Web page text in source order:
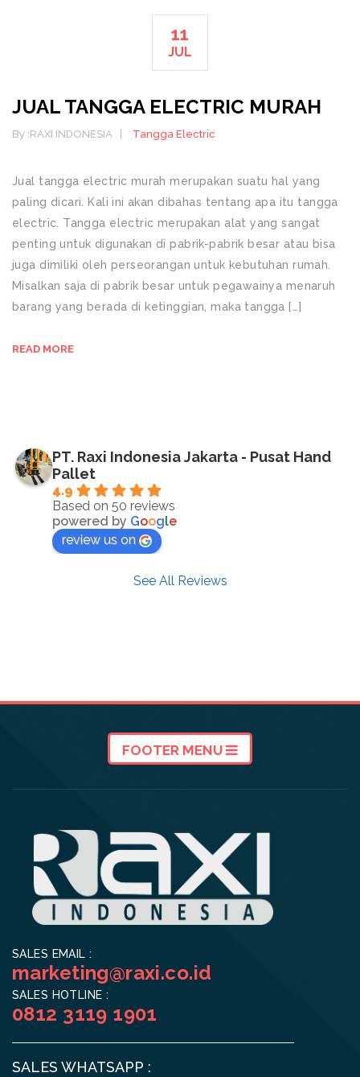
11
JUL
JUAL TANGGA ELECTRIC MURAH
By :RAXI INDONESIA Tangga Electric
Jual tangga electric murah merupakan suatu hal yang
paling dicari. Kali ini akan dibahas tentang apa itu tangga
electric. Tangga electric merupakan alat yang sangat
penting untuk digunakan di pabrik-pabrik besar atau bisa
juga dimiliki oleh perseorangan untuk kebutuhan rumah.
Misalkan saja di pabrik besar untuk pegawainya menaruh
barang yang berada di ketinggian, maka tangga […]
READ MORE
PT. Raxi Indonesia Jakarta - Pusat Hand
Pallet
4.9
Based on 50 reviews
powered by Google
review us on
See All Reviews
FOOTER MENU
SALES EMAIL :
marketing@raxi.co.id
SALES HOTLINE :
0812 3119 1901
SALES WHATSAPP :